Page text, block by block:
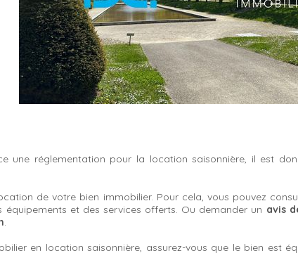
une réglementation pour la location saisonnière, il est
de votre bien immobilier. Pour cela, vous pouvez
et des services offerts. Ou demander un avis
.
en location saisonnière, assurez-vous que le bien est